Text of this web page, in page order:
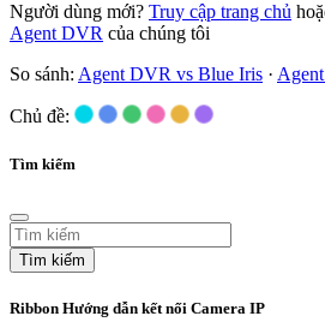
Người dùng mới? Truy cập trang chủ
Agent DVR của chúng tôi
So sánh: Agent DVR vs Blue Iris ·
Chủ đề:
Tìm kiếm
Tìm kiếm
Ribbon Hướng dẫn kết nối Camera IP